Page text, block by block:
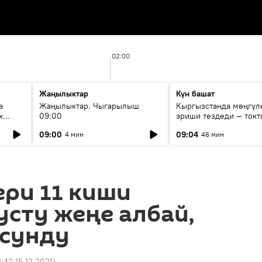
02:00
Жаңылыктар
Жаңылыктар. Чыгарылыш
09:00
09:00 4 мин
Күн башат
Кыргызстанда
эриши тездеди —
09:04 46 мин
11 киши
жеңе албай,